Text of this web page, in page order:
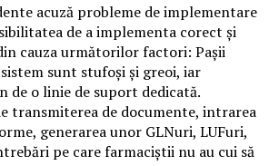
acuză probleme de implementare
de a implementa corect şi
cauza următorilor factori: Pașii
sunt stufoși și greoi, iar
de o linie de suport dedicată.
transmiterea de documente, intrarea
generarea unor GLNuri, LUFuri,
pe care farmaciştii nu au cui să